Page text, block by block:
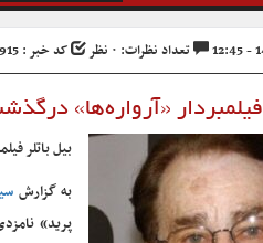
تعداد نظرات: ۰ نظر کد خبر : 185915
فیلمبردار «آرواره‌ها»
بیل باتلر
به گزارش
پرید»